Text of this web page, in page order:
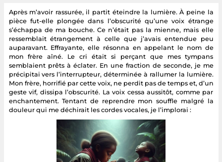
Après m’avoir rassurée, il partit éteindre la lumière. À peine la
pièce fut-elle plongée dans l’obscurité qu’une voix étrange
s’échappa de ma bouche. Ce n’était pas la mienne, mais elle
ressemblait étrangement à celle que j’avais entendue peu
auparavant. Effrayante, elle résonna en appelant le nom de
mon frère aîné. Le cri était si perçant que mes tympans
semblaient prêts à éclater. En une fraction de seconde, je me
précipitai vers l’interrupteur, déterminée à rallumer la lumière.
Mon frère, horrifié par cette voix, ne perdit pas de temps et, d’un
geste vif, dissipa l’obscurité. La voix cessa aussitôt, comme par
enchantement. Tentant de reprendre mon souffle malgré la
douleur qui me déchirait les cordes vocales, je l’implorai :